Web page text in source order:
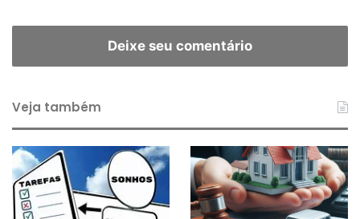
Deixe seu comentário
Veja também